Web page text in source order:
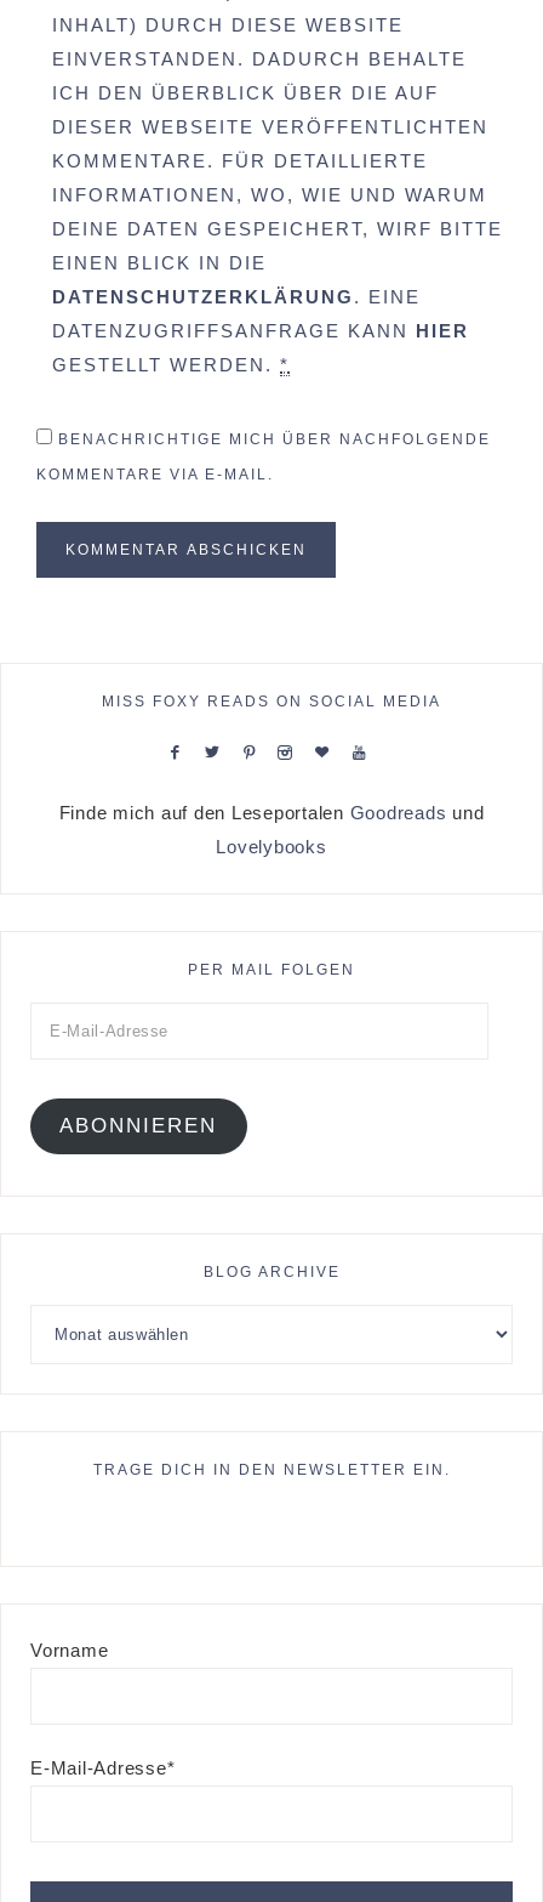
INHALT) DURCH DIESE WEBSITE
EINVERSTANDEN. DADURCH BEHALTE
ICH DEN ÜBERBLICK ÜBER DIE AUF
DIESER WEBSEITE VERÖFFENTLICHTEN
KOMMENTARE. FÜR DETAILLIERTE
INFORMATIONEN, WO, WIE UND WARUM
DEINE DATEN GESPEICHERT, WIRF BITTE
EINEN BLICK IN DIE
DATENSCHUTZERKLÄRUNG . EINE
DATENZUGRIFFSANFRAGE KANN HIER
GESTELLT WERDEN. *
BENACHRICHTIGE MICH ÜBER NACHFOLGENDE
KOMMENTARE VIA E-MAIL.
MISS FOXY READS ON SOCIAL MEDIA
Finde mich auf den Leseportalen Goodreads und
Lovelybooks
PER MAIL FOLGEN
ABONNIEREN
BLOG ARCHIVE
TRAGE DICH IN DEN NEWSLETTER EIN.
Vorname
E-Mail-Adresse*